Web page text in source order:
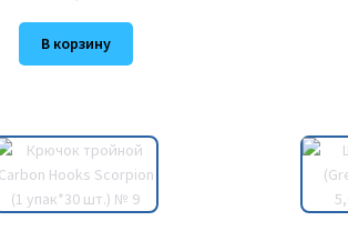
В корзину